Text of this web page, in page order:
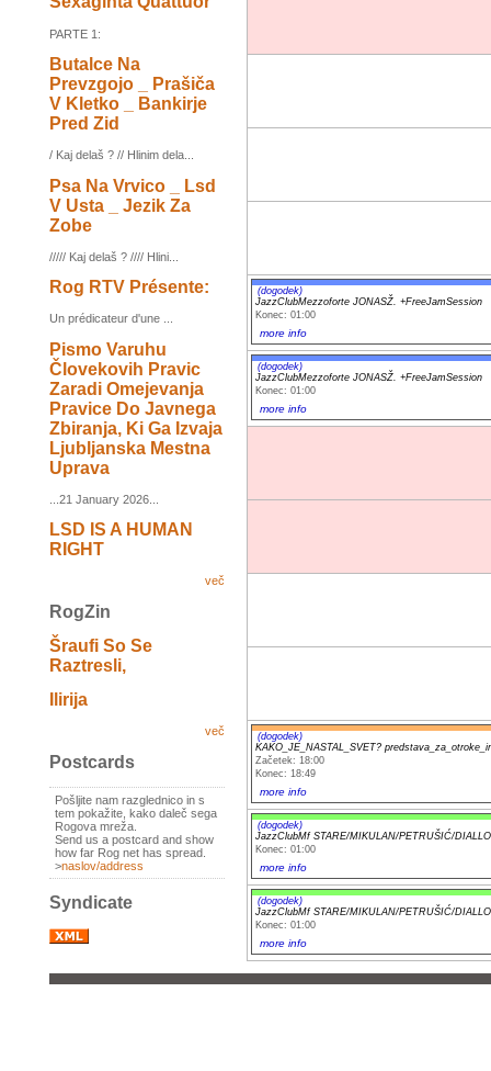
PARTE 1:
Butalce Na
Prevzgojo _ Prašiča
V Kletko _ Bankirje
Pred Zid
/ Kaj delaš ? // Hlinim dela...
Psa Na Vrvico _ Lsd
V Usta _ Jezik Za
Zobe
///// Kaj delaš ? //// Hlini...
Rog RTV Présente:
Un prédicateur d'une ...
Pismo Varuhu
Človekovih Pravic
Zaradi Omejevanja
Pravice Do Javnega
Zbiranja, Ki Ga Izvaja
Ljubljanska Mestna
Uprava
...21 January 2026...
LSD IS A HUMAN
RIGHT
več
RogZin
Šraufi So Se
Raztresli,
Ilirija
več
Postcards
Pošljite nam razglednico in s
tem pokažite, kako daleč sega
Rogova mreža.
Send us a postcard and show
how far Rog net has spread.
>naslov/address
Syndicate
(dogodek)
JazzClubMezzoforte JONASŽ. +FreeJamSession
Konec: 01:00
more info
(dogodek)
JazzClubMezzoforte JONASŽ. +FreeJamSession
Konec: 01:00
more info
(dogodek)
KAKO_JE_NASTAL_SVET?
Začetek: 18:00
Konec: 18:49
more info
(dogodek)
JazzClubMf STARE/MIKULAN/PETRUŠIĆ/
Konec: 01:00
more info
(dogodek)
JazzClubMf STARE/MIKULAN/PETRUŠIĆ/
Konec: 01:00
more info